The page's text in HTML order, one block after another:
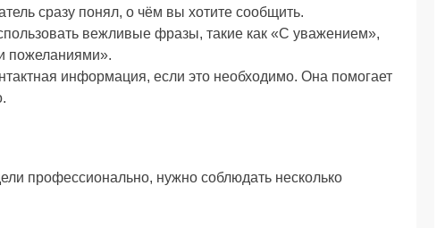
сразу понял, о чём вы хотите сообщить.
вежливые фразы, такие как «С уважением»,
пожеланиями».
информация, если это необходимо. Она помогает
профессионально, нужно соблюдать несколько
нейросетей. Курс